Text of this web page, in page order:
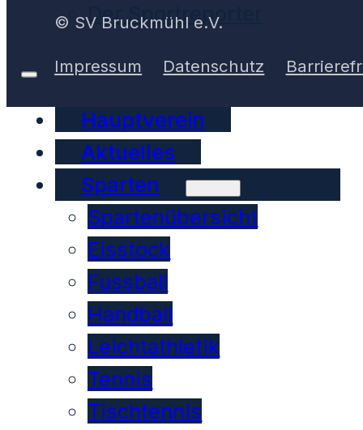
Der Sportreporter
Hauptverein
Aktuelles
Sparten
Spartenübersicht
Eisstock
Fussball
Handball
Leichtathletik
Tennis
Tischtennis
© SV Bruckmühl e.V.
Impressum Datenschutz